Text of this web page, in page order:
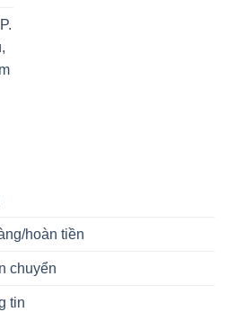
hoàn tiền
chuyển
tin